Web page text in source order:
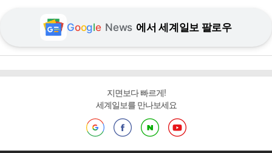
Google News 에서 세계일보 팔로우
지면보다 빠르게!
세계일보를 만나보세요